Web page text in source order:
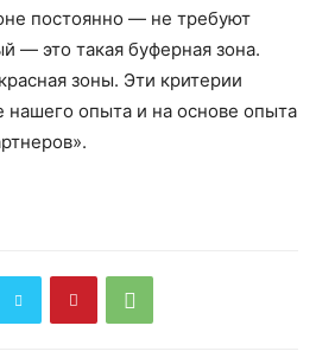
постоянно — не требуют
— это такая буферная зона.
зоны. Эти критерии
нашего опыта и на основе опыта